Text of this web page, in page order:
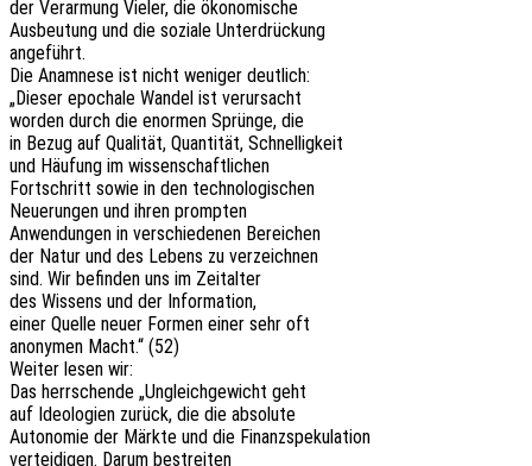
der Verar­mung Vieler, die ökonomische
Ausbeu­tung und die sozia­le Unterdrückung
angeführt.
Die Anamne­se ist nicht weni­ger deutlich:
„Dieser epocha­le Wandel ist verursacht
worden durch die enor­men Sprün­ge, die
in Bezug auf Quali­tät, Quan­ti­tät, Schnelligkeit
und Häufung im wissenschaftlichen
Fort­schritt sowie in den technologischen
Neue­run­gen und ihren prompten
Anwen­dun­gen in verschie­de­nen Bereichen
der Natur und des Lebens zu verzeichnen
sind. Wir befin­den uns im Zeitalter
des Wissens und der Information,
einer Quelle neuer Formen einer sehr oft
anony­men Macht.“ (52)
Weiter lesen wir:
Das herr­schen­de „Ungleich­ge­wicht geht
auf Ideo­lo­gien zurück, die die absolute
Auto­no­mie der Märkte und die Finanzspekulation
vertei­di­gen. Darum bestreiten